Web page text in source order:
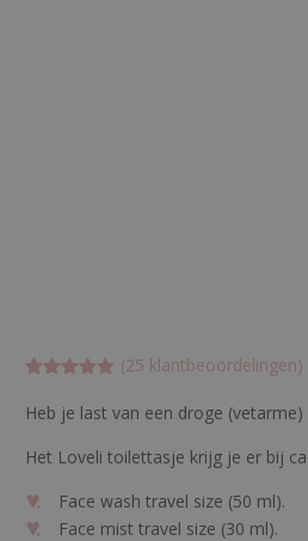
d4.8 op 5
gebaseerd
waarderinge
(25 klantbeoordelingen)
Heb je last van een droge
Het Loveli toilettasje krijg je er bij
Face wash travel size (50 ml).
Face mist travel size (30 ml).